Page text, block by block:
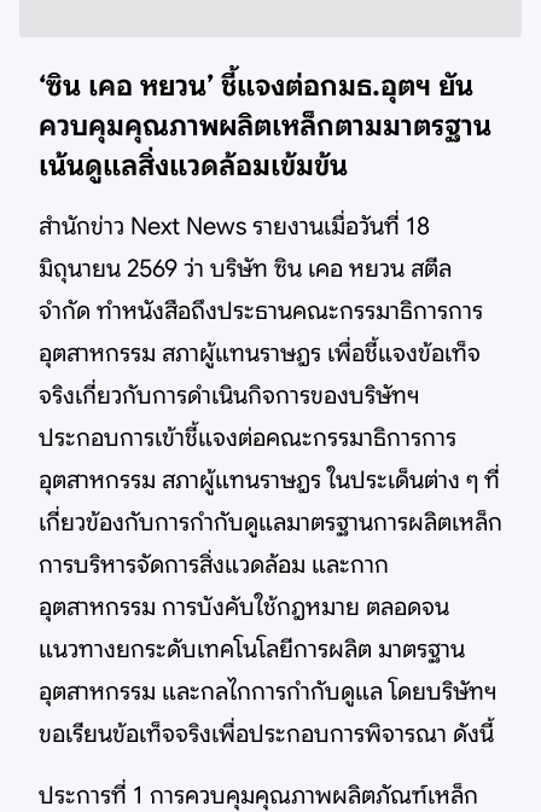
‘ซิน เคอ หยวน’ ชี้แจงต่อกมธ.อุตฯ ยัน
ควบคุมคุณภาพผลิตเหล็กตามมาตรฐาน
เน้นดูแลสิ่งแวดล้อมเข้มข้น
สำนักข่าว Next News รายงานเมื่อวันที่ 18
มิถุนายน 2569 ว่า บริษัท ซิน เคอ หยวน สตีล
จำกัด ทำหนังสือถึงประธานคณะกรรมาธิการการ
อุตสาหกรรม สภาผู้แทนราษฎร เพื่อชี้แจงข้อเท็จ
จริงเกี่ยวกับการดำเนินกิจการของบริษัทฯ
ประกอบการเข้าชี้แจงต่อคณะกรรมาธิการการ
อุตสาหกรรม สภาผู้แทนราษฎร ในประเด็นต่าง ๆ ที่
เกี่ยวข้องกับการกำกับดูแลมาตรฐานการผลิตเหล็ก
การบริหารจัดการสิ่งแวดล้อม และกาก
อุตสาหกรรม การบังคับใช้กฎหมาย ตลอดจน
แนวทางยกระดับเทคโนโลยีการผลิต มาตรฐาน
อุตสาหกรรม และกลไกการกำกับดูแล โดยบริษัทฯ
ขอเรียนข้อเท็จจริงเพื่อประกอบการพิจารณา ดังนี้
ประการที่ 1 การควบคุมคุณภาพผลิตภัณฑ์เหล็ก